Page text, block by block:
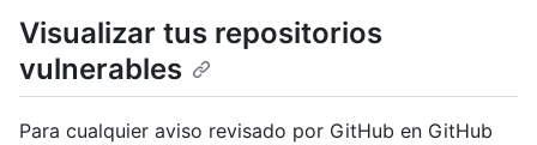
Visualizar tus repositorios
vulnerables
Para cualquier aviso revisado por GitHub en GitHub